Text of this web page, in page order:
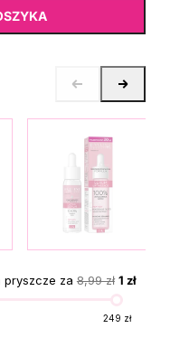
pryszcze za 8,99 zł 1 zł
249 zł